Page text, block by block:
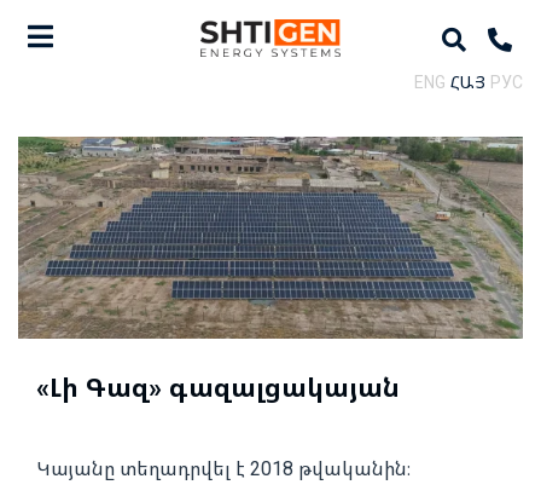
ENG ՀԱՅ РУС
«Լի Գազ» գազալցակայան
Կայանը տեղադրվել է 2018 թվականին։